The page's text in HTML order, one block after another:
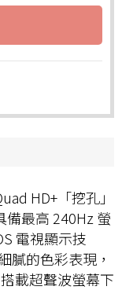
HD+「挖孔」
備最高 240Hz 螢
電視顯示技
膩的色彩表現，
載超聲波螢幕下